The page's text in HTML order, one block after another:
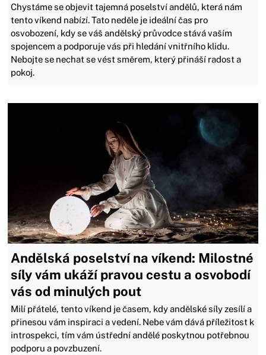
Chystáme se objevit tajemná poselství andělů, která nám
tento víkend nabízí. Tato neděle je ideální čas pro
osvobození, kdy se váš andělský průvodce stává vaším
spojencem a podporuje vás při hledání vnitřního klidu.
Nebojte se nechat se vést směrem, který přináší radost a
pokoj.
Andělská poselství na víkend: Milostné
síly vám ukáží pravou cestu a osvobodí
vás od minulých pout
Milí přátelé, tento víkend je časem, kdy andělské síly zesílí a
přinesou vám inspiraci a vedení. Nebe vám dává příležitost k
introspekci, tím vám ústřední andělé poskytnou potřebnou
podporu a povzbuzení.